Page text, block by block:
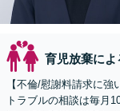
育児放棄によ
【不倫/慰謝料請求に
トラブルの相談は毎月